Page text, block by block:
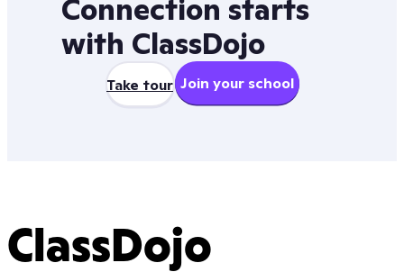
Connection starts
with ClassDojo
Take tour Join your school
ClassDojo